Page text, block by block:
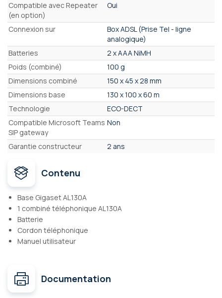
Compatible avec Repeater
(en option)
Oui
Connexion sur
Box ADSL (Prise Tel - ligne
analogique)
Batteries
2 x AAA NiMH
Poids (combiné)
100 g
Dimensions combiné
150 x 45 x 28 mm
Dimensions base
130 x 100 x 60 m
Technologie
ECO-DECT
Compatible Microsoft Teams
SIP gateway
Non
Garantie constructeur 2 ans
Contenu
Base Gigaset AL130A
1 combiné téléphonique AL130A
Batterie
Cordon téléphonique
Manuel utilisateur
Documentation